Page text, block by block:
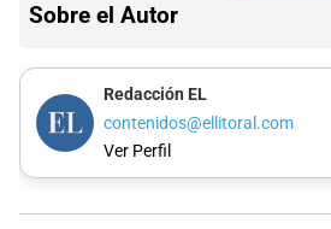
Sobre el Autor
Redacción EL
contenidos@ellitoral.com
Ver Perfil